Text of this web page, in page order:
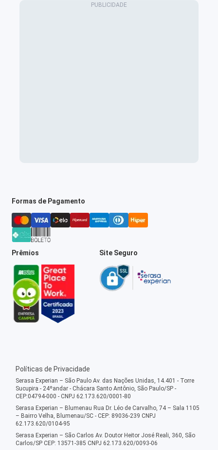
Formas de Pagamento
Prêmios Site Seguro
Políticas de Privacidade
Serasa Experian – São Paulo Av. das Nações Unidas, 14.401 - Torre
Sucupira - 24ºandar - Chácara Santo Antônio, São Paulo/SP -
CEP:04794-000 - CNPJ 62.173.620/0001-80
Serasa Experian – Blumenau Rua Dr. Léo de Carvalho, 74 – Sala 1105
– Bairro Velha, Blumenau/SC - CEP: 89036-239 CNPJ
62.173.620/0104-95
Serasa Experian – São Carlos Av. Doutor Heitor José Reali, 360, São
Carlos/SP CEP: 13571-385 CNPJ 62.173.620/0093-06